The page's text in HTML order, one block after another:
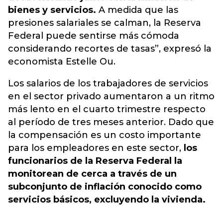
bienes y servicios. A medida que las
presiones salariales se calman, la Reserva
Federal puede sentirse más cómoda
considerando recortes de tasas”, expresó la
economista Estelle Ou.
Los salarios de los trabajadores de servicios
en el sector privado aumentaron a un ritmo
más lento en el cuarto trimestre respecto
al período de tres meses anterior. Dado que
la compensación es un costo importante
para los empleadores en este sector, los
funcionarios de la Reserva Federal la
monitorean de cerca a través de un
subconjunto de inflación conocido como
servicios básicos, excluyendo la vivienda.